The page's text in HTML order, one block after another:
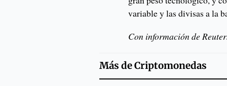
variable y las divisas a la
Con información de
Más deCriptomonedas